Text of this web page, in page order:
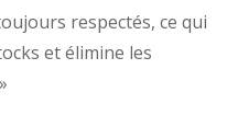
respectés, ce qui
et élimine les